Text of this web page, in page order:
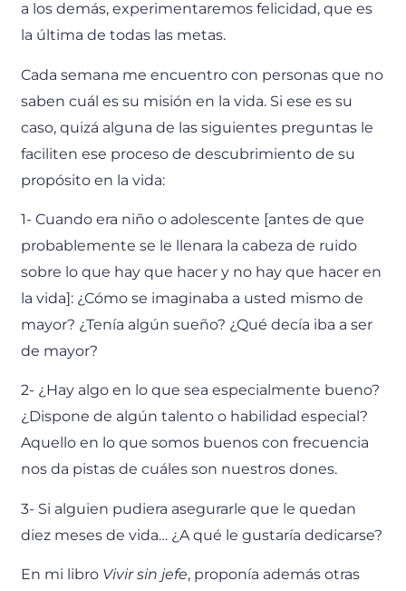
a los demás, experimentaremos felicidad, que es
la última de todas las metas.
Cada semana me encuentro con personas que no
saben cuál es su misión en la vida. Si ese es su
caso, quizá alguna de las siguientes preguntas le
faciliten ese proceso de descubrimiento de su
propósito en la vida:
1- Cuando era niño o adolescente [antes de que
probablemente se le llenara la cabeza de ruido
sobre lo que hay que hacer y no hay que hacer en
la vida]: ¿Cómo se imaginaba a usted mismo de
mayor? ¿Tenía algún sueño? ¿Qué decía iba a ser
de mayor?
2- ¿Hay algo en lo que sea especialmente bueno?
¿Dispone de algún talento o habilidad especial?
Aquello en lo que somos buenos con frecuencia
nos da pistas de cuáles son nuestros dones.
3- Si alguien pudiera asegurarle que le quedan
diez meses de vida… ¿A qué le gustaría dedicarse?
En mi libro Vivir sin jefe, proponía además otras